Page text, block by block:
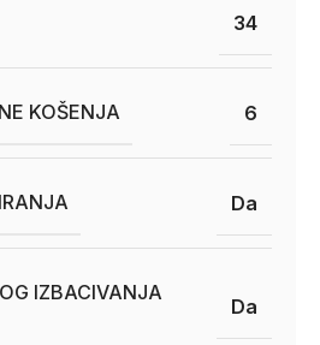
34
KOŠENJA 6
Da
IZBACIVANJA
Da